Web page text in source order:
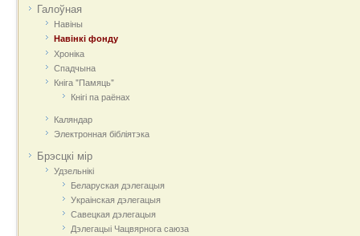
Галоўная
Навіны
Навінкі фонду
Хроніка
Спадчына
Кніга "Памяць"
Кнігі па раёнах
Каляндар
Электронная бібліятэка
Брэсцкі мір
Удзельнікі
Беларуская дэлегацыя
Украінская дэлегацыя
Савецкая дэлегацыя
Дэлегацыі Чацвярнога саюза